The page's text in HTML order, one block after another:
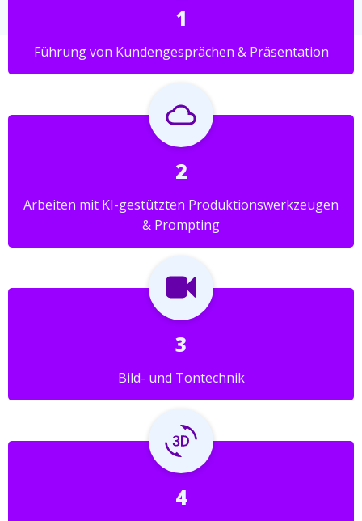
1
Führung von Kundengesprächen & Präsentation
2
Arbeiten mit KI-gestützten Produktionswerkzeugen
& Prompting
3
Bild- und Tontechnik
4